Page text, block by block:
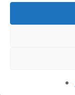
Cookiebeleid